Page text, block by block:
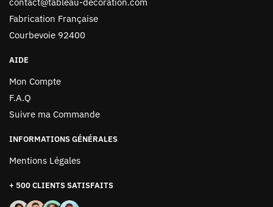
Fabrication Française
Courbevoie 92400
AIDE
Mon Compte
F.A.Q
Suivre ma Commande
INFORMATIONS GÉNÉRALES
Mentions Légales
+ 500 CLIENTS SATISFAITS